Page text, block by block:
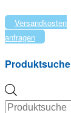
Versandkosten
anfragen
Produktsuche
search